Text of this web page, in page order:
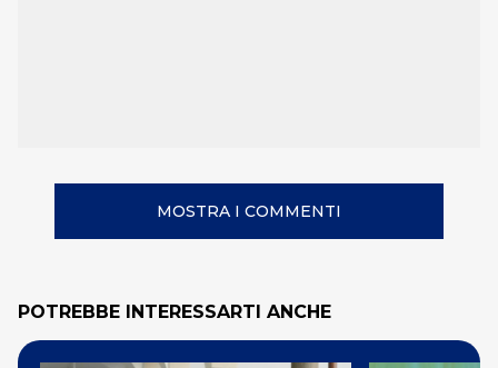
MOSTRA I COMMENTI
POTREBBE INTERESSARTI ANCHE